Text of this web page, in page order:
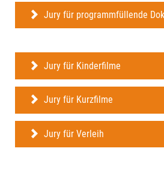
Jury für programmfüllende
Jury für Kinderfilme
Jury für Kurzfilme
Jury für Verleih